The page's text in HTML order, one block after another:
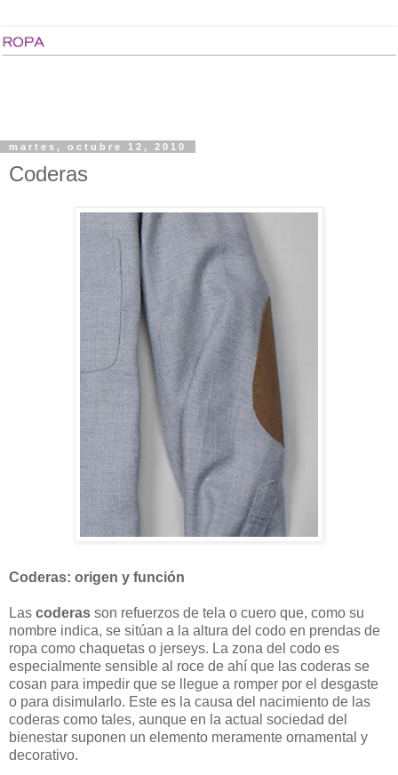
martes, octubre 12, 2010
Coderas
Coderas: origen y función
Las coderas son refuerzos de tela o cuero que, como su
nombre indica, se sitúan a la altura del codo en prendas de
ropa como chaquetas o jerseys. La zona del codo es
especialmente sensible al roce de ahí que las coderas se
cosan para impedir que se llegue a romper por el desgaste
o para disimularlo. Este es la causa del nacimiento de las
coderas como tales, aunque en la actual sociedad del
bienestar suponen un elemento meramente ornamental y
decorativo.